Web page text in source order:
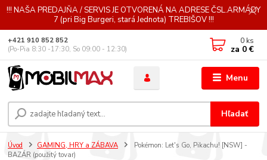
!!! NAŠA PREDAJŇA / SERVIS JE OTVORENÁ NA ADRESE ČSL.ARMÁDY
7 (pri Big Burgeri, stará Jednota) TREBIŠOV !!!
Menu
Hľadať
+421 910 852 852
(Po-Pia 8:30 -17:30, So 09:00 - 12:30)
0 ks
za 0 €
Úvod GAMING, HRY a ZÁBAVA
Pokémon: Let's Go, Pikachu! [NSW] -
BAZÁR (použitý tovar)